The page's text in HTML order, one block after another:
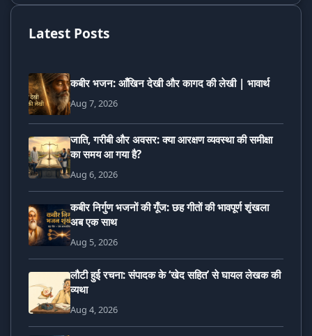
Latest Posts
कबीर भजन: आँखिन देखी और कागद की लेखी | भावार्थ
Aug 7, 2026
जाति, गरीबी और अवसर: क्या आरक्षण व्यवस्था की समीक्षा
का समय आ गया है?
Aug 6, 2026
कबीर निर्गुण भजनों की गूँज: छह गीतों की भावपूर्ण शृंखला
अब एक साथ
Aug 5, 2026
लौटी हुई रचना: संपादक के ‘खेद सहित’ से घायल लेखक की
व्यथा
Aug 4, 2026